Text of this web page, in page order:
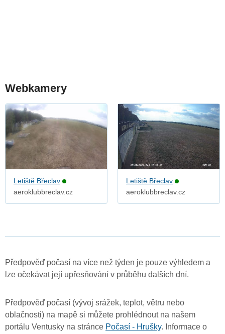
Webkamery
Letiště Břeclav
aeroklubbreclav.cz
Letiště Břeclav
aeroklubbreclav.cz
Předpověď počasí na více než týden je pouze výhledem a
lze očekávat její upřesňování v průběhu dalších dní.
Předpověď počasí (vývoj srážek, teplot, větru nebo
oblačnosti) na mapě si můžete prohlédnout na našem
portálu Ventusky na stránce Počasí - Hrušky. Informace o